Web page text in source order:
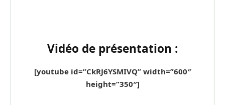
Vidéo de présentation :
[youtube id=”CkRJ6YSMIVQ” width=”600″
height=”350″]